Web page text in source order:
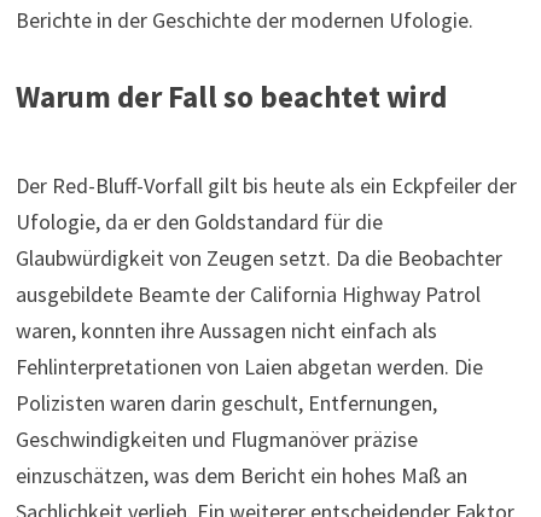
Berichte in der Geschichte der modernen Ufologie.
Warum der Fall so beachtet wird
Der Red-Bluff-Vorfall gilt bis heute als ein Eckpfeiler der
Ufologie, da er den Goldstandard für die
Glaubwürdigkeit von Zeugen setzt. Da die Beobachter
ausgebildete Beamte der California Highway Patrol
waren, konnten ihre Aussagen nicht einfach als
Fehlinterpretationen von Laien abgetan werden. Die
Polizisten waren darin geschult, Entfernungen,
Geschwindigkeiten und Flugmanöver präzise
einzuschätzen, was dem Bericht ein hohes Maß an
Sachlichkeit verlieh. Ein weiterer entscheidender Faktor